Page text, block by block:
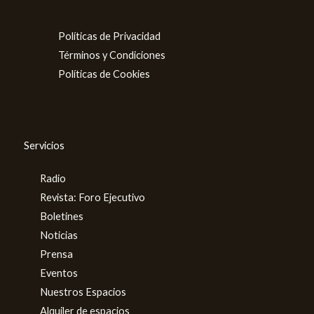
Políticas de Privacidad
Términos y Condiciones
Políticas de Cookies
Servicios
Radio
Revista: Foro Ejecutivo
Boletines
Noticias
Prensa
Eventos
Nuestros Espacios
Alquiler de espacios